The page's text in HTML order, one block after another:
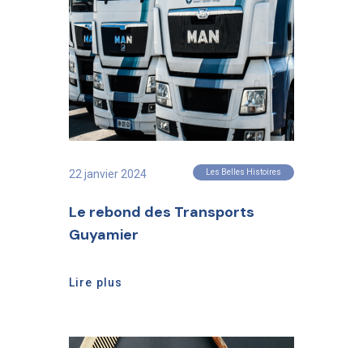
22 janvier 2024 Les Belles Histoires
Le rebond des Transports
Guyamier
Lire plus